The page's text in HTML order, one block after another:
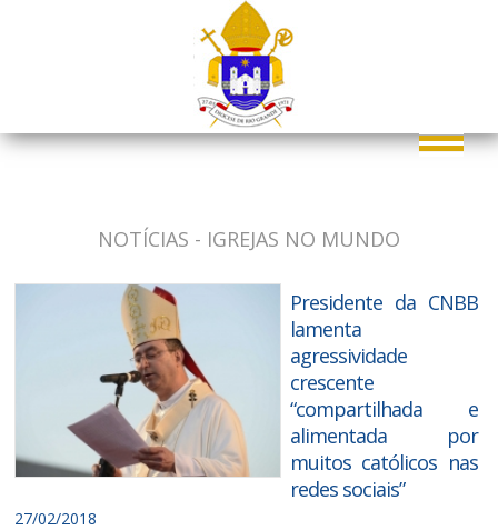
NOTÍCIAS - IGREJAS NO MUNDO
Presidente da CNBB
lamenta
agressividade
crescente
“compartilhada e
alimentada por
muitos católicos nas
redes sociais”
27/02/2018